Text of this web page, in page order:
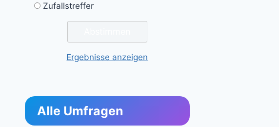
Zufallstreffer
Ergebnisse anzeigen
Alle Umfragen